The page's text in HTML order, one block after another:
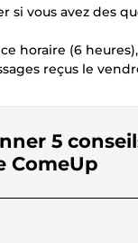
si vous avez des
horaire (6
reçus le
5
ComeUp
28,82 $US